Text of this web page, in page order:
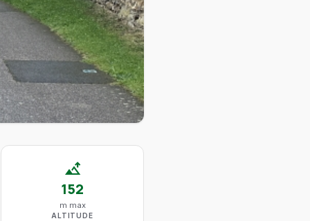
altitude
152
m max
ALTITUDE